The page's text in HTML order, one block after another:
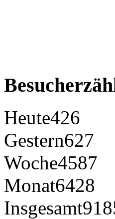
Heute426
Gestern627
Woche4587
Monat6428
Insgesamt